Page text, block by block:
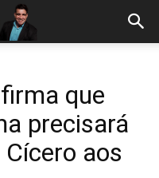
que
precisará
aos